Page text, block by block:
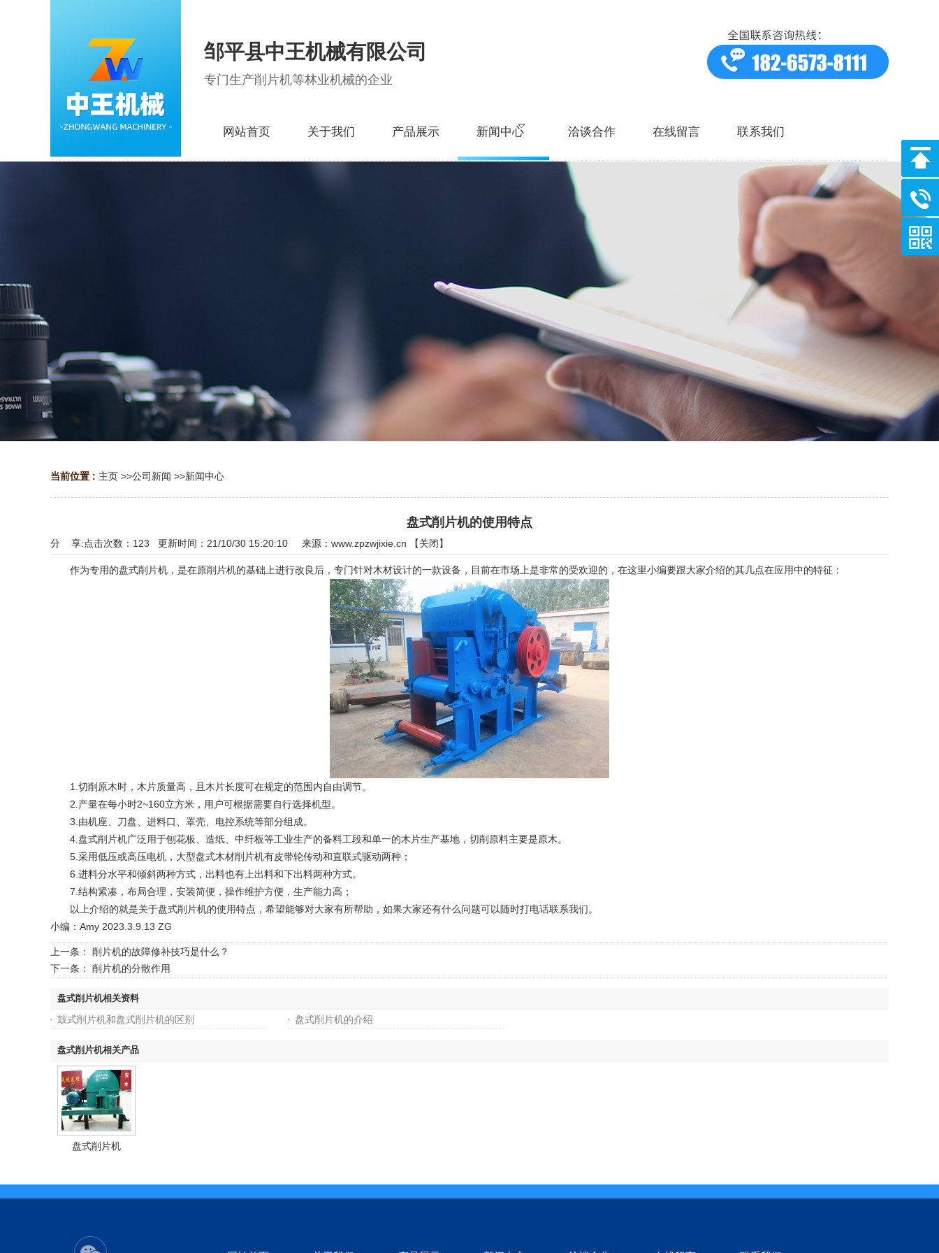
邹平县中王机械有限公司
专门生产削片机等林业机械的企业
网站首页 关于我们 产品展示 新闻中心 洽谈合作 在线留言 联系我们
当前位置 : 主页 >>公司新闻 >>新闻中心
盘式削片机的使用特点
点击次数： 123 更新时间：21/10/30 15:20:10 来源： www.zpzwjixie.cn 【关闭】
分 享:
作为专用的盘式削片机，是在原削片机的基础上进行改良后，专门针对木材设计的一款设备，目前在市场上是非常的受欢迎的，在这里小编要跟大家介绍的其几点在应用中的特征：
1.切削原木时，木片质量高，且木片长度可在规定的范围内自由调节。
2.产量在每小时2~160立方米，用户可根据需要自行选择机型。
3.由机座、刀盘、进料口、罩壳、电控系统等部分组成。
4.盘式削片机广泛用于刨花板、造纸、中纤板等工业生产的备料工段和单一的木片生产基地，切削原料主要是原木。
5.采用低压或高压电机，大型盘式木材削片机有皮带轮传动和直联式驱动两种；
6.进料分水平和倾斜两种方式，出料也有上出料和下出料两种方式。
7.结构紧凑，布局合理，安装简便，操作维护方便，生产能力高；
以上介绍的就是关于盘式削片机的使用特点，希望能够对大家有所帮助，如果大家还有什么问题可以随时打电话联系我们。
小编：Amy 2023.3.9.13 ZG
上一条： 削片机的故障修补技巧是什么？
下一条： 削片机的分散作用
盘式削片机相关资料
鼓式削片机和盘式削片机的区别 盘式削片机的介绍
盘式削片机相关产品
盘式削片机